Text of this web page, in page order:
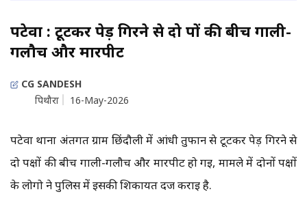
पटेवा : टूटकर पेड़ गिरने से दो पक्षों की बीच गाली-
गलौच और मारपीट
CG SANDESH
पिथौरा
16-May-2026
पटेवा थाना अंतर्गत ग्राम छिंदौली में आंधी तुफान से टूटकर पेड़ गिरने से
दो पक्षों की बीच गाली-गलौच और मारपीट हो गई, मामले में दोनों पक्षों
के लोगो ने पुलिस में इसकी शिकायत दर्ज कराई है.